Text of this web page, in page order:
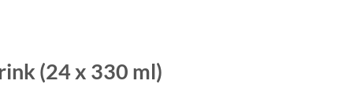
(24 x 330 ml)